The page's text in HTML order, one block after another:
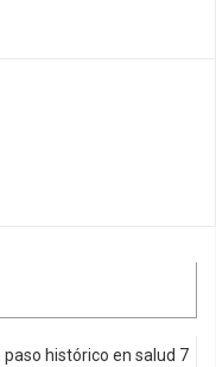
paso histórico en salud 7